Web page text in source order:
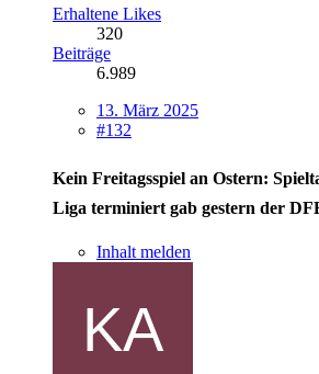
Erhaltene Likes
320
Beiträge
6.989
13. März 2025
#132
Kein Freitagsspiel an Ostern:
Liga terminiertgab gestern der
Inhalt melden